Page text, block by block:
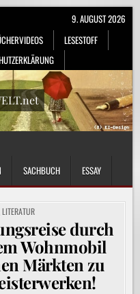
LESESTOFF
9. AUGUST 2026
SACHBUCH ESSAY
LITERATUR
durch
Wohnmobil
Märkten zu